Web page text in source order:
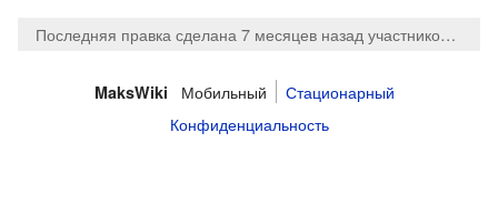
Последняя правка сделана 7 месяцев назад участником
MaksWiki Мобильный
Стационарный
Конфиденциальность